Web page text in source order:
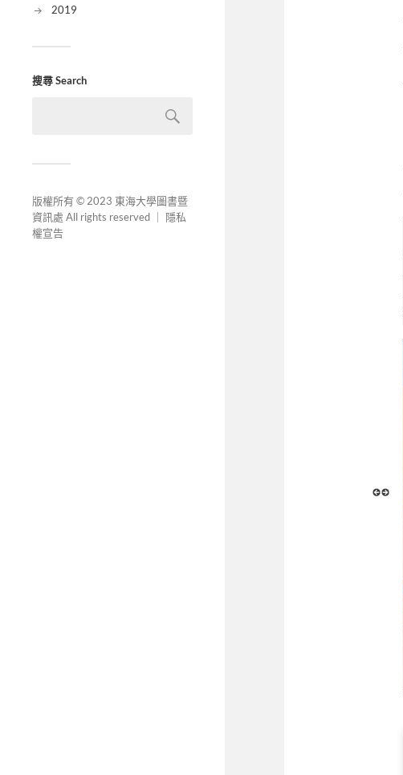
2019
搜尋 Search
版權所有 © 2023 東海大學圖書暨
資訊處 All rights reserved ｜ 隱私
權宣告